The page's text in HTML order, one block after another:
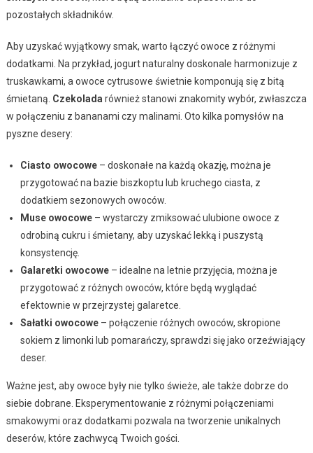
pozostałych składników.
Aby uzyskać wyjątkowy smak, warto łączyć owoce z różnymi
dodatkami. Na przykład, jogurt naturalny doskonale harmonizuje z
truskawkami, a owoce cytrusowe świetnie komponują się z bitą
śmietaną. Czekolada również stanowi znakomity wybór, zwłaszcza
w połączeniu z bananami czy malinami. Oto kilka pomysłów na
pyszne desery:
Ciasto owocowe– doskonałe na każdą okazję, można je
przygotować na bazie biszkoptu lub kruchego ciasta, z
dodatkiem sezonowych owoców.
Muse owocowe– wystarczy zmiksować ulubione owoce z
odrobiną cukru i śmietany, aby uzyskać lekką i puszystą
konsystencję.
Galaretki owocowe– idealne na letnie przyjęcia, można je
przygotować z różnych owoców, które będą wyglądać
efektownie w przejrzystej galaretce.
Sałatki owocowe– połączenie różnych owoców, skropione
sokiem z limonki lub pomarańczy, sprawdzi się jako orzeźwiający
deser.
Ważne jest, aby owoce były nie tylko świeże, ale także dobrze do
siebie dobrane. Eksperymentowanie z różnymi połączeniami
smakowymi oraz dodatkami pozwala na tworzenie unikalnych
deserów, które zachwycą Twoich gości.